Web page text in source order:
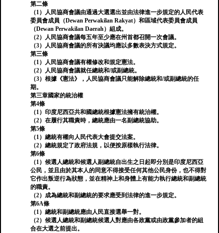
第二條
（1）人民協商會議由通過大選選出並由法律進一步規定的人民代表
委員會成員（Dewan Perwakilan Rakyat）和區域代表委員會成員
（Dewan Perwakilan Daerah）組成。
（2）人民協商會議每五年至少應在州首都召開一次會議。
（3）人民協商會議的所有決議均應以多數表決方式規定。
第三條
（1）人民協商會議有權修改和規定憲法。
（2）人民協商會議就任總統和/或副總統。
（3）根據《憲法》，人民協商會議只能解除總統和/或副總統的任
期。
第三章國家的統治權
第4條
（1）印度尼西亞共和國總統根據憲法擁有統治權。
（2）在履行其職責時，總統應由一名副總統協助。
第5條
（1）總統有權向人民代表大會提交法案。
（2）總統規定了政府法規，以便按原樣執行法律。
第6條
（1）候選人總統和候選人副總統自出生之日起即分別是印度尼西亞
公民，並且由於其本人的同意不得接受任何其他公民身份，也不得對
它作出叛逆行為狀態，並在精神上和身體上有能力執行總統和副總統
的職責。
（2）成為總統和副總統的要求應受到法律的進一步規定。
第6A條
（1）總統和副總統應由人民直接選舉一對。
（2）候選人總統和副總統候選人對應由各政黨或由政黨參加者的組
合在大選之前提出。